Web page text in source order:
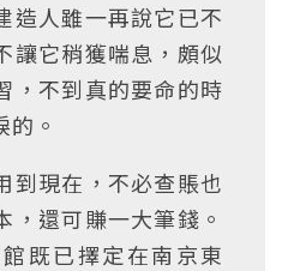
造人雖一再說它已不
讓它稍獲喘息，頗似
，不到真的要命的時
。
到現在，不必查賬也
，還可賺一大筆錢。
既已擇定在南京東